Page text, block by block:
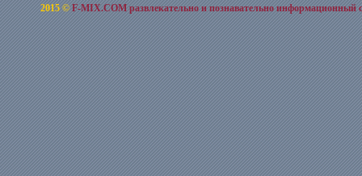
2015 ©F-MIX.COM развлекательно и познавательно информационный